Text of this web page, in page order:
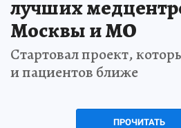
лучших
Москвы и МО
Стартовал проект,
и пациентов ближе
ПРОЧИТАТЬ